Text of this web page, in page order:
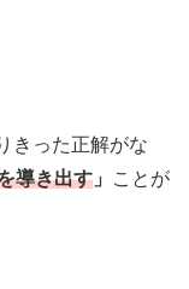
きった正解がな
導き出す 」
ことが